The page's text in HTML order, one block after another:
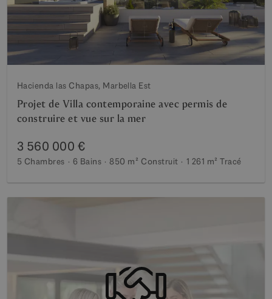
Hacienda las Chapas, Marbella Est
Projet de Villa contemporaine avec permis de
construire et vue sur la mer
3 560 000 €
5 Chambres 6 Bains 850 m² Construit 1 261 m² Tracé